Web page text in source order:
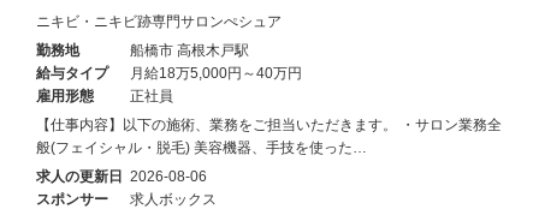
ニキビ・ニキビ跡専門サロンぺシュア
勤務地
船橋市 高根木戸駅
給与タイプ
月給18万5,000円～40万円
雇用形態
正社員
【仕事内容】以下の施術、業務をご担当いただきます。 ・サロン業務全
般(フェイシャル・脱毛) 美容機器、手技を使った…
求人の更新日 2026-08-06
スポンサー
求人ボックス